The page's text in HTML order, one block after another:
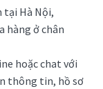
tại Hà Nội,
hàng ở chân
hoặc chat với
thông tin, hồ sơ